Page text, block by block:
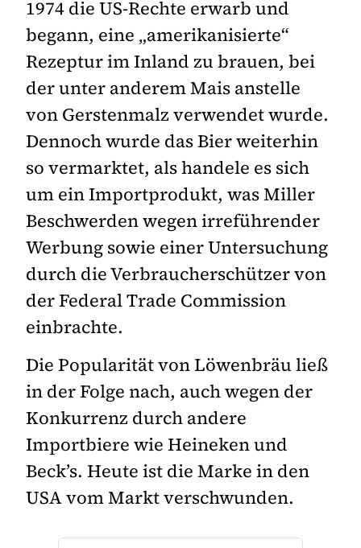
1974 die US-Rechte erwarb und
begann, eine „amerikanisierte“
Rezeptur im Inland zu brauen, bei
der unter anderem Mais anstelle
von Gerstenmalz verwendet wurde.
Dennoch wurde das Bier weiterhin
so vermarktet, als handele es sich
um ein Importprodukt, was Miller
Beschwerden wegen irreführender
Werbung sowie einer Untersuchung
durch die Verbraucherschützer von
der Federal Trade Commission
einbrachte.
Die Popularität von Löwenbräu ließ
in der Folge nach, auch wegen der
Konkurrenz durch andere
Importbiere wie Heineken und
Beck’s. Heute ist die Marke in den
USA vom Markt verschwunden.